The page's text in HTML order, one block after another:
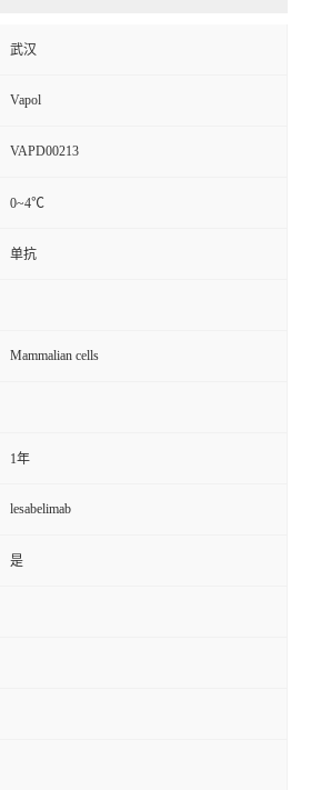
武汉
Vapol
VAPD00213
0~4℃
单抗
Mammalian cells
1年
lesabelimab
是